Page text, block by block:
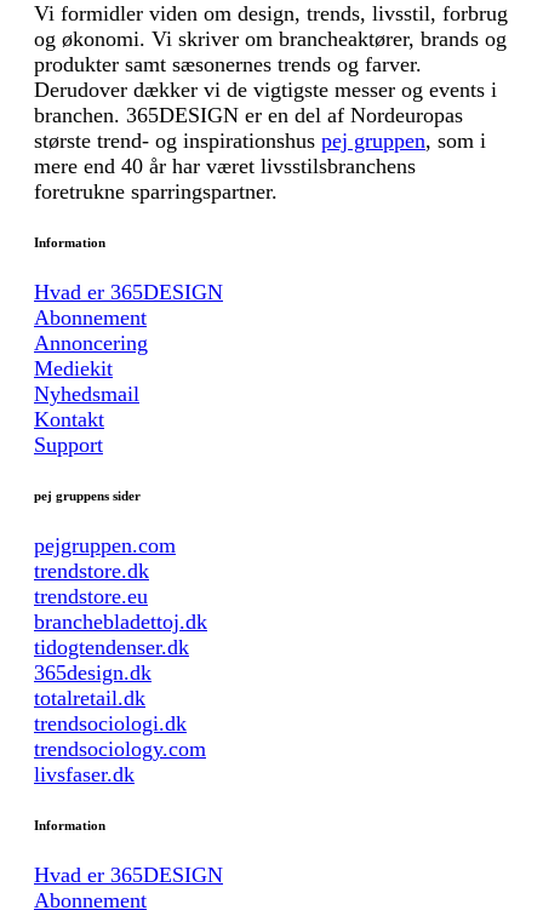
Vi formidler viden om design, trends, livsstil, forbrug
og økonomi. Vi skriver om brancheaktører, brands og
produkter samt sæsonernes trends og farver.
Derudover dækker vi de vigtigste messer og events i
branchen. 365DESIGN er en del af Nordeuropas
største trend- og inspirationshus pej gruppen, som i
mere end 40 år har været livsstilsbranchens
foretrukne sparringspartner.
Information
Hvad er 365DESIGN
Abonnement
Annoncering
Mediekit
Nyhedsmail
Kontakt
Support
pej gruppens sider
pejgruppen.com
trendstore.dk
trendstore.eu
branchebladettoj.dk
tidogtendenser.dk
365design.dk
totalretail.dk
trendsociologi.dk
trendsociology.com
livsfaser.dk
Information
Hvad er 365DESIGN
Abonnement